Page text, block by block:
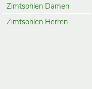
Zimtsohlen Damen
Zimtsohlen Herren